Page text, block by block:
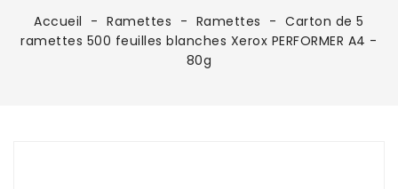
Accueil Ramettes Ramettes
Carton de 5
ramettes 500 feuilles blanches Xerox PERFORMER A4 -
80g